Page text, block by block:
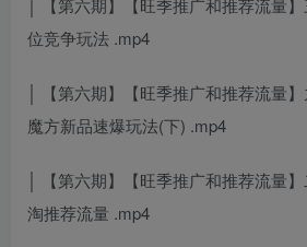
│ 【第六期】【旺季推广和推荐流量
位竞争玩法 .mp4
│ 【第六期】【旺季推广和推荐流量
魔方新品速爆玩法(下) .mp4
│ 【第六期】【旺季推广和推荐流量
淘推荐流量 .mp4